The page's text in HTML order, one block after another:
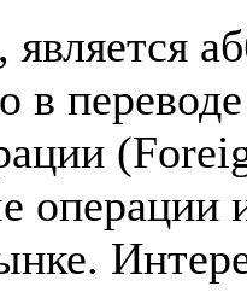
в